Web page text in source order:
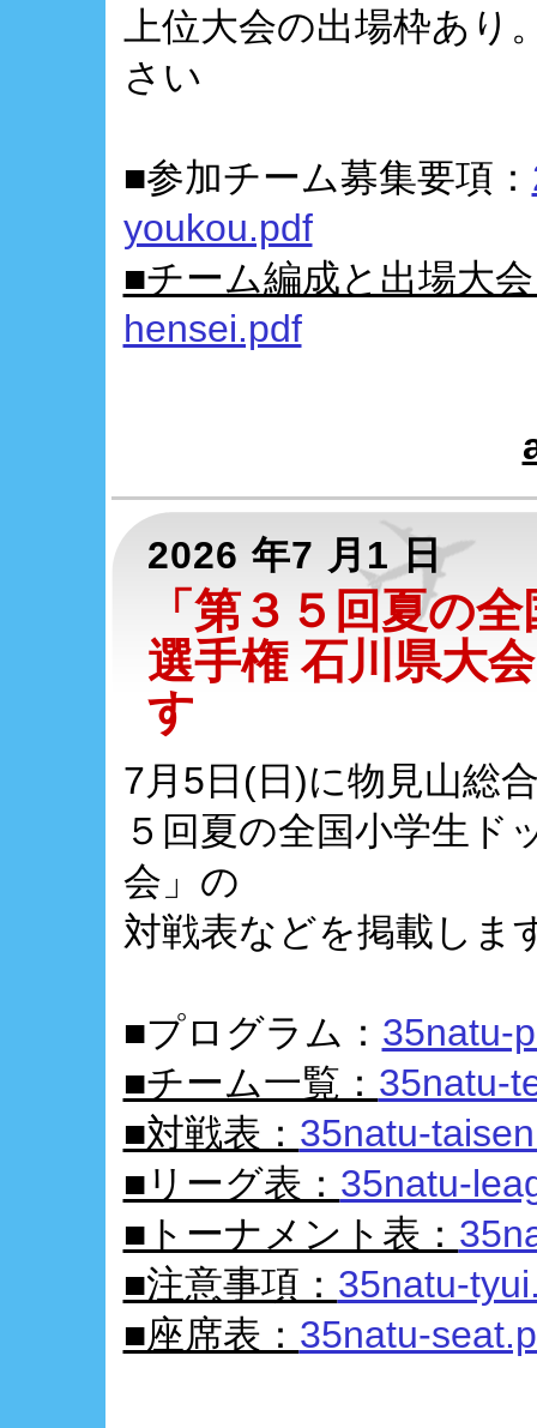
上位大会の出場枠あ
さい
■参加チーム募集要項：
youkou.pdf
■チーム編成と出場大
hensei.pdf
2026 年7 月1 日
「第３５回夏の
選手権 石川県大
す
7月5日(日)に物見山総
５回夏の全国小学生ド
会」の
対戦表などを掲載しま
■プログラム： 35natu-
■チーム一覧： 35natu-
■対戦表： 35natu-
■リーグ表： 35natu-
■トーナメント表：
■注意事項： 35natu-
■座席表： 35natu-